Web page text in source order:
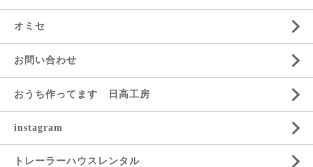
オミセ
お問い合わせ
おうち作ってます 日高工房
instagram
トレーラーハウスレンタル